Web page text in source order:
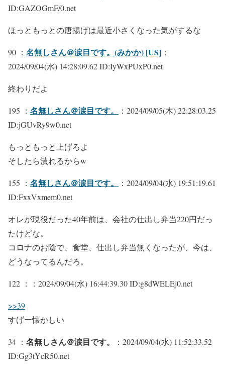
ID:GAZOGmF/0.net
ほっともっとの唐揚げは最近小さくなった気がするな
90 ： 名無しさん＠涙目です。(みかか) [US] ：
2024/09/04(水) 14:28:09.62 ID:IyWxPUxP0.net
終わりだよ
195 ： 名無しさん＠涙目です。
：2024/09/05(木) 22:28:03.25
ID:jGUvRy9w0.net
もっともっと上げろよ
そしたら潰れるからw
155 ： 名無しさん＠涙目です。
：2024/09/04(水) 19:51:19.61
ID:FxxVxmem0.net
オレが現役だった40年前は、会社の仕出し弁当220円だっ
たけどな。
コロナのお陰で、食堂、仕出し弁当無くなったが、今は、
どうなってるんだろ。
122 ： ：2024/09/04(水) 16:44:39.30 ID:g8dWELEj0.net
>>39
すげー懐かしい
34 ： 名無しさん＠涙目です。
：2024/09/04(水) 11:52:33.52
ID:Gg3tYcR50.net